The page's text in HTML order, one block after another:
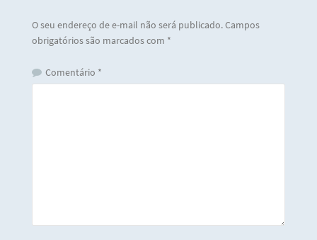
O seu endereço de e-mail não será publicado.Campos
obrigatórios são marcados com *
Comentário *